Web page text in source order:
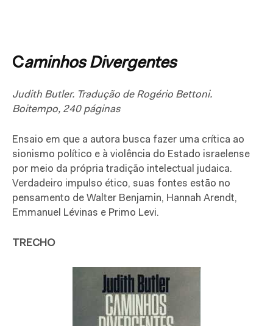
Caminhos Divergentes
Judith Butler. Tradução de Rogério Bettoni.
Boitempo, 240 páginas
Ensaio em que a autora busca fazer uma crítica ao
sionismo político e à violência do Estado israelense
por meio da própria tradição intelectual judaica.
Verdadeiro impulso ético, suas fontes estão no
pensamento de Walter Benjamin, Hannah Arendt,
Emmanuel Lévinas e Primo Levi.
TRECHO